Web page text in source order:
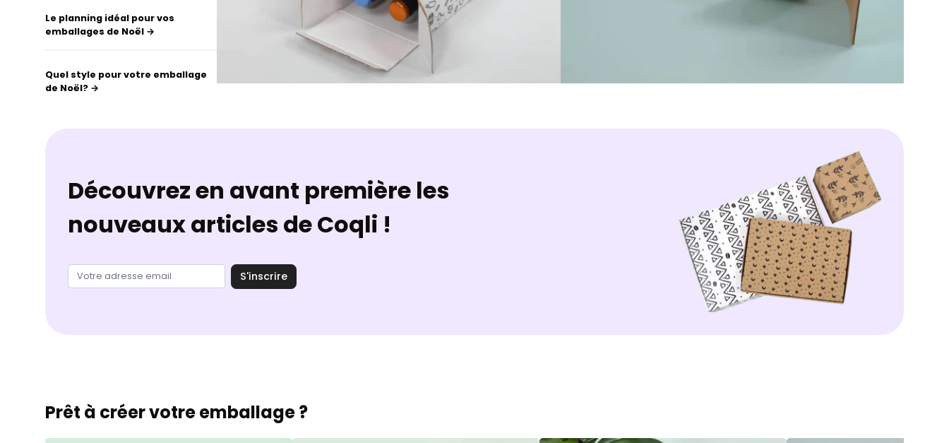
Le planning idéal pour vos
emballages de Noël →
Quel style pour votre emballage
de Noël? →
Découvrez en avant première les
nouveaux articles de Coqli !
S'inscrire
Prêt à créer votre emballage ?